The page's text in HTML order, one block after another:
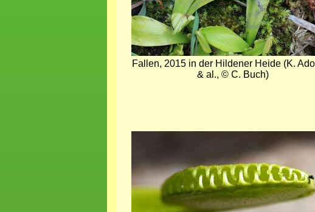
Fallen, 2015 in der Hildener Heide (K.
& al., © C. Buch)